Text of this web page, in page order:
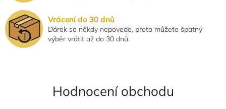
Vrácení do 30 dnů
Dárek se někdy nepovede, proto můžete špatný
výběr vrátit až do 30 dnů.
Hodnocení obchodu